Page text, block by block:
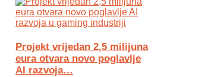
Projekt vrijedan 2,5 milijuna
eura otvara novo poglavlje
AI razvoja…